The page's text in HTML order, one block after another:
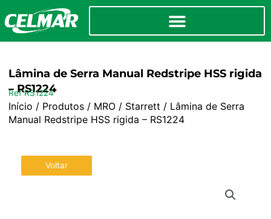
Lâmina de Serra Manual Redstripe HSS rigida
– RS1224
Ref RS1224
Início / Produtos/ MRO/ Starrett / Lâmina de Serra
Manual Redstripe HSS rigida – RS1224
Voltar